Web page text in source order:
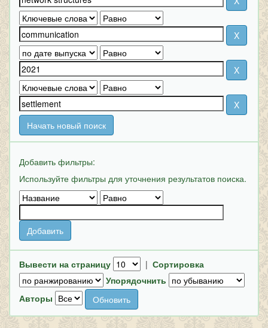
Начать новый поиск
Добавить фильтры:
Используйте фильтры для уточнения результатов поиска.
Вывести на страницу | Сортировка
Упорядочнить
Авторы